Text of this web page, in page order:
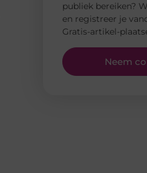
publiek bereiken?
en registreer je
Gratis-artikel-
Neem